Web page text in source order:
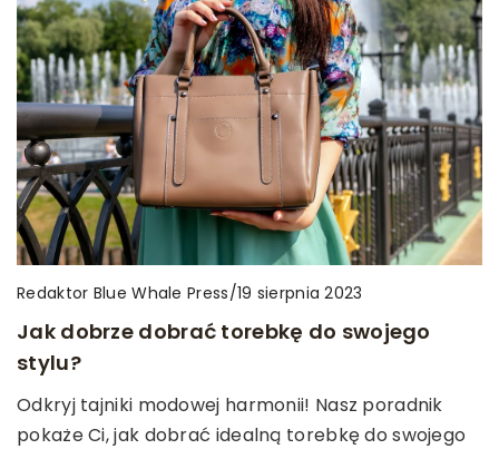
Redaktor Blue Whale Press/19 sierpnia 2023
Jak dobrze dobrać torebkę do swojego
stylu?
Odkryj tajniki modowej harmonii! Nasz poradnik
pokaże Ci, jak dobrać idealną torebkę do swojego